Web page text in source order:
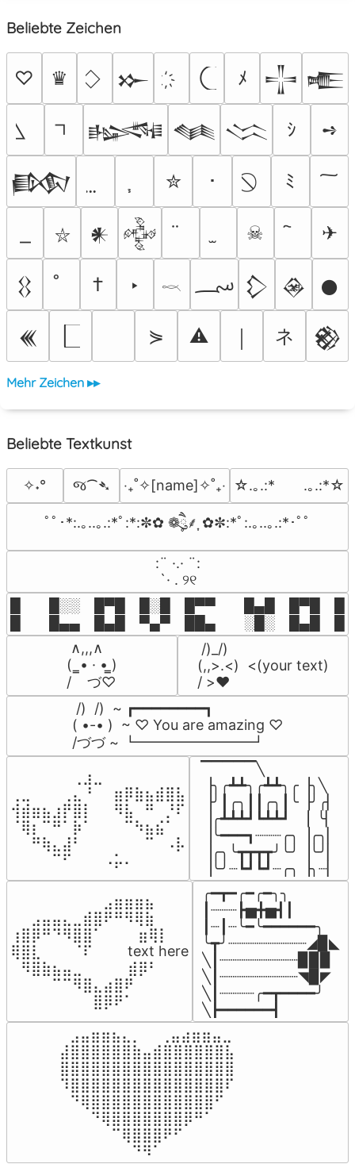
Beliebte Zeichen
♡ ♛ 𒁍 ﾒ 𒋲 𒍫
𒈙 𒈝 𒈱 ｼ ➺
𒁃 ✮ ･ ﾐ
⛥ 𒀭 𒅒 ☠ ✈
𒌐 † ‣ 𓎖 ؄ 𒁷 𒊲 𒊹
𒌍 ⋟ ⚠ ネ 𒆙
Mehr Zeichen ▸▸
Beliebte Textkunst
✧˖° જ⁀➴ ‎‧₊˚✧[name]✧˚₊‧ ☆.｡.:*　　.｡.:*☆
ﾟﾟ･*:.｡..｡.:*ﾟ:*:✼✿ ❁ཻུ۪۪⸙͎ ✿✼:*ﾟ:.｡..｡.:*･ﾟﾟ
⠀:¨ ·.· ¨:⠀
⠀ `· . ୨୧⠀
█  █░░ █▀█ █░█ █▀▀  █▄█ █▀█
█  █▄▄ █▄█ ▀▄▀ ██▄  ░█░ █▄█
∧,,,∧
(  ̳• · • ̳)
/    づ♡
/)_/)
(,,>.<)  <(your text)
/ >❤️
/)  /)  ~ ┏━━━━━━━━┓
( •-• )  ~ ♡ You are amazing ♡
/づづ ~ ┗━━━━━━━━┛
⠀⠀⠀⠀⠀⠀⢀⣰⣀⠀⠀⠀⠀⠀⠀⠀⠀
⢀⣀⠀⠀⠀⢀⣄⠘⠀⠀⣶⡿⣷⣦⣾⣿⣧
⢺⣾⣶⣦⣰⡟⣿⡇⠀⠀⠻⣧⠀⠛⠀⡘⠏
⠈⢿⡆⠉⠛⠁⡷⠁⠀⠀⠀⠉⠳⣦⣮⠁⠀
⠀⠀⠛⢷⣄⣼⠃⠀⠀⠀⠀⠀⠀⠉⠀⠠⡧
⠀⠀⠀⠀⠉⠋⠀⠀⠀⠠⡥⠄⠀⠀⠀⠀⠀
▔▔▔▔▔╲
▕╮╭┻┻╮╭┻┻╮╭▕╮╲
▕╯┃╭╮┃┃╭╮┃╰▕╯╭▏
▕╭┻┻┻┛┗┻┻┛  ▕  ╰▏
▕╰━━━┓┈┈┈╭╮▕╭╮▏
▕╭╮╰┳┳┳┳╯╰╯▕╰╯▏
▕╰╯┈┗┛┗┛┈╭╮▕╮┈▏
⠀⠀⠀⠀⠀⠀⠀⠀⠀⣠⣶⣶⣶⣦⠀⠀
⠀⠀⣠⣤⣤⣄⣀⣾⣿⠟⠛⠻⢿⣷⠀
⢰⣿⡿⠛⠙⠻⣿⣿⠁⠀⠀ ⠀⣶⢿⡇
⢿⣿⣇⠀⠀⠀⠈⠏⠀⠀⠀ text here
⠀⠻⣿⣷⣦⣤⣀⠀⠀⠀ ⠀⣾⡿⠃⠀
⠀⠀⠀⠀⠉⠉⠻⣿⣄⣴⣿⠟⠀⠀⠀
⠀⠀⠀⠀⠀⠀⠀⠀⣿⡿⠟⠁⠀⠀⠀
╭━┳━╭━╭━╮╮
┃┈┈┈┣▅╋▅┫┃
┃┈┃┈╰━╰━━━━━━╮
╰┳╯┈┈┈┈┈┈┈┈┈◢▉◣
╲┃┈┈┈┈┈┈┈┈┈▉▉▉
╲┃┈┈┈┈┈┈┈┈┈◥▉◤
╲┃┈┈┈┈╭━┳━━━━╯
╲┣━━━━━━┫﻿
⠀⣠⣤⣶⣶⣦⣄⡀  ⠀⢀⣤⣴⣶⣶⣤⣀⠀
⣼⣿⣿⣿⣿⣿⣿⣷⣤⣾⣿⣿⣿⣿⣿⣿⣧
⣿⣿⣿⣿⣿⣿⣿⣿⣿⣿⣿⣿⣿⣿⣿⣿⣿
⠹⣿⣿⣿⣿⣿⣿⣿⣿⣿⣿⣿⣿⣿⣿⣿⠏
⠀⠙⢿⣿⣿⣿⣿⣿⣿⣿⣿⣿⣿⣿⣿⠋⠀
⠀⠀⠀⠙⢿⣿⣿⣿⣿⣿⣿⣿⡿⠛⠁⠀⠀
⠀⠀⠀⠀⠀⠉⢿⣿⣿⣿⠟⠋⠀⠀⠀⠀⠀
⠀⠀⠀⠀⠀⠀⠀⠙⠻⠁⠀⠀⠀⠀⠀⠀⠀⠀⠀⠀⠀⠀⠀